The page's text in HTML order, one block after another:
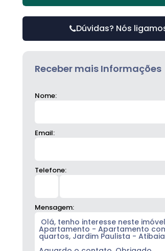
Dúvidas? Nós
Receber mais Informações
Nome:
Email:
Telefone:
Mensagem: